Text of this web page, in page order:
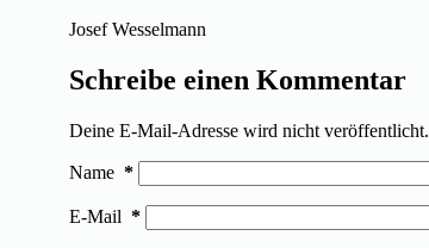
Josef Wesselmann
Schreibe einen Kommentar
Deine E-Mail-Adresse wird nicht veröffentlicht.
Name *
E-Mail *